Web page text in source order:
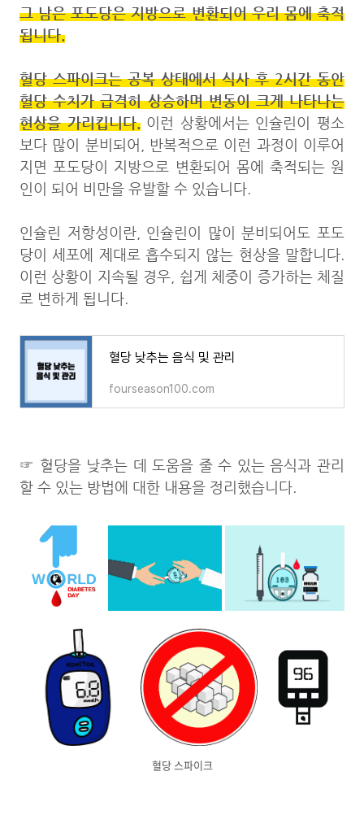
그 남은 포도당은 지방으로 변환되어 우리 몸에 축적
됩니다.
혈당 스파이크는 공복 상태에서 식사 후 2시간 동안
혈당 수치가 급격히 상승하며 변동이 크게 나타나는
현상을 가리킵니다.이런 상황에서는 인슐린이 평소
보다 많이 분비되어, 반복적으로 이런 과정이 이루어
지면 포도당이 지방으로 변환되어 몸에 축적되는 원
인이 되어 비만을 유발할 수 있습니다.
인슐린 저항성이란, 인슐린이 많이 분비되어도 포도
당이 세포에 제대로 흡수되지 않는 현상을 말합니다.
이런 상황이 지속될 경우, 쉽게 체중이 증가하는 체질
로 변하게 됩니다.
혈당 낮추는 음식 및 관리
fourseason100.com
☞ 혈당을 낮추는 데 도움을 줄 수 있는 음식과 관리
할 수 있는 방법에 대한 내용을 정리했습니다.
혈당 스파이크